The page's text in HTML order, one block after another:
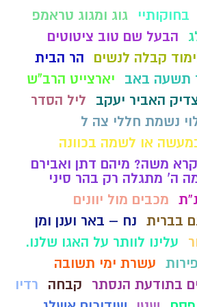
בחוקותיי
גוג ומגוג טראמפ
הבעל שם טוב ציטוטים
קבלה לנשים
הר הבית
תשעה באב
יארצייט הרב"ש
האביר יעקב
ליל הסדר
נשמת חללי צה ל
או לשמה בכוונה
משה? מיהם דתן ואבירם
ה' מתגלה רק בהר סיני
מכבים מול יוונים
בברית נח – באר וענן ומן
עלינו לוותר על האגו שלנו.
עשרת ימי תשובה
בתודעת הנסתר
קבחה
רדיו